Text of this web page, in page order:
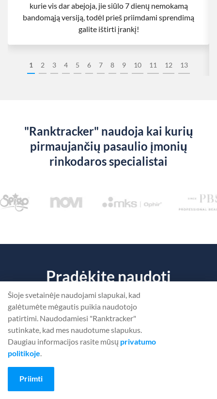
1 2 3 4 5 6 7 8 9 10 11 12 13
kurie vis dar abejoja, jie siūlo 7 dienų nemokamą
bandomąją versiją, todėl prieš priimdami sprendimą
galite ištirti įrankį!
"Ranktracker" naudoja kai kurių
pirmaujančių pasaulio įmonių
rinkodaros specialistai
Pradėkite naudoti
"Ranktracker"... nemokamai!
Sužinokite, kas trukdojūsų svetaineiužimti aukštesnes pozicijas.
Arba
Šioje svetainėje naudojami slapukai, kad
galėtumėte mėgautis puikia naudotojo
patirtimi. Naudodamiesi "Ranktracker"
sutinkate, kad mes naudotume slapukus.
Daugiau informacijos rasite mūsų privatumo
politikoje.
Priimti